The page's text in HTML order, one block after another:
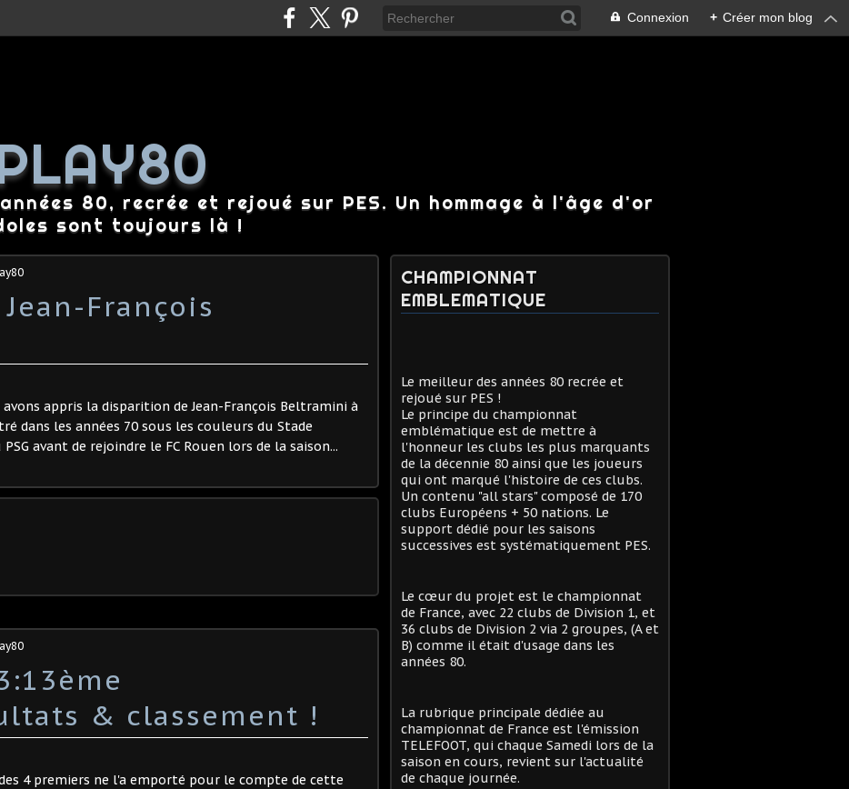
Connexion + Créer mon blog
80, recrée et rejoué sur PES. Un hommage à l'âge d'or
sont toujours là !
François
appris la disparition de Jean-François Beltramini à
dans les années 70 sous les couleurs du Stade
avant de rejoindre le FC Rouen lors de la saison...
& classement !
des 4 premiers ne l'a emporté pour le compte de cette
CHAMPIONNAT
EMBLEMATIQUE
Le meilleur des années 80 recrée et
rejoué sur PES !
Le principe du championnat
emblématique est de mettre à
l'honneur les clubs les plus marquants
de la décennie 80 ainsi que les joueurs
qui ont marqué l'histoire de ces clubs.
Un contenu "all stars" composé de 170
clubs Européens + 50 nations. Le
support dédié pour les saisons
successives est systématiquement PES.
Le cœur du projet est le championnat
de France, avec 22 clubs de Division 1, et
36 clubs de Division 2 via 2 groupes, (A et
B) comme il était d'usage dans les
années 80.
La rubrique principale dédiée au
championnat de France est l'émission
TELEFOOT, qui chaque Samedi lors de la
saison en cours, revient sur l'actualité
de chaque journée.